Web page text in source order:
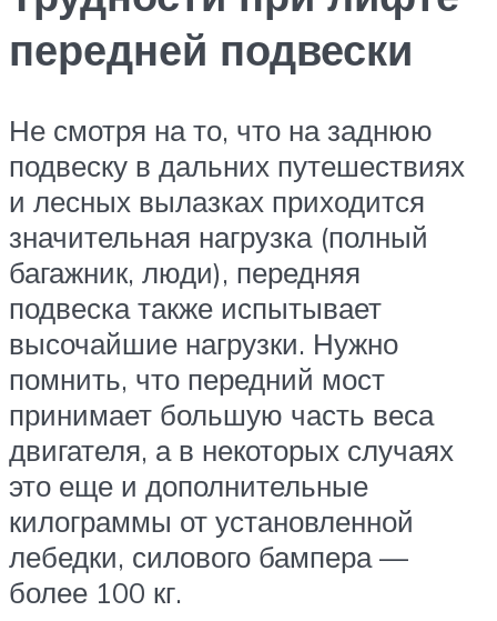
передней подвески
Не смотря на то, что на заднюю
подвеску в дальних путешествиях
и лесных вылазках приходится
значительная нагрузка (полный
багажник, люди), передняя
подвеска также испытывает
высочайшие нагрузки. Нужно
помнить, что передний мост
принимает большую часть веса
двигателя, а в некоторых случаях
это еще и дополнительные
килограммы от установленной
лебедки, силового бампера —
более 100 кг.